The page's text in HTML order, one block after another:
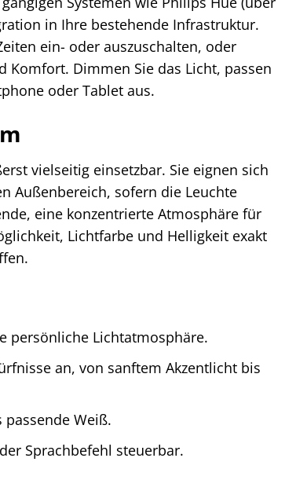
in Ihre bestehende Infrastruktur.
ein- oder auszuschalten, oder
Komfort. Dimmen Sie das Licht, passen
oder Tablet aus.
vielseitig einsetzbar. Sie eignen sich
Außenbereich, sofern die Leuchte
eine konzentrierte Atmosphäre für
Lichtfarbe und Helligkeit exakt
persönliche Lichtatmosphäre.
an, von sanftem Akzentlicht bis
Weiß.
Sprachbefehl steuerbar.